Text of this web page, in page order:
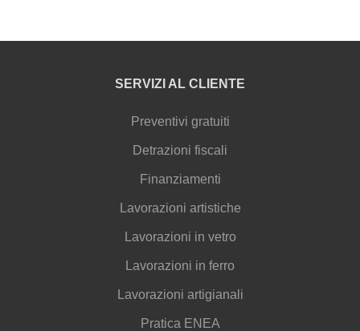
SERVIZI AL CLIENTE
Preventivi gratuiti
Detrazioni fiscali
Finanziamenti
Lavorazioni artistiche
Lavorazioni in vetro
Lavorazioni in ferro
Lavorazioni artigianali
Pratica ENEA